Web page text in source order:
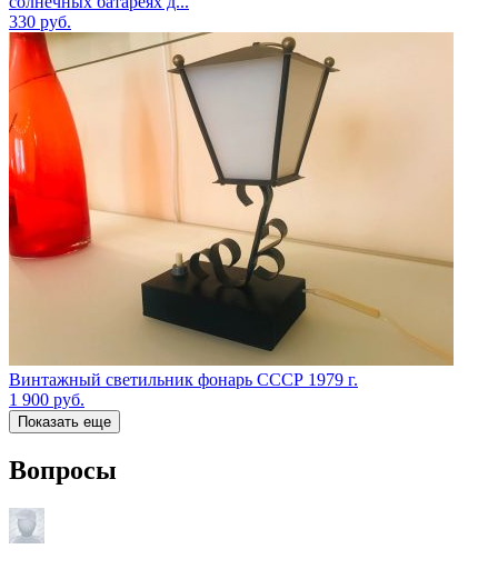
330 руб.
Винтажный светильник фонарь СССР 1979 г.
1 900 руб.
Показать еще
Вопросы